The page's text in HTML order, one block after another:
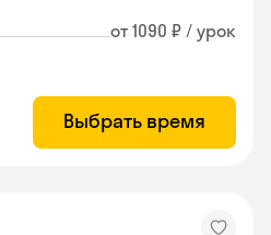
от 1090 ₽ / урок
Выбрать время